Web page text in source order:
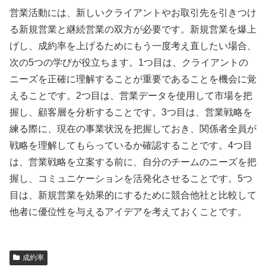
営業活動には、新しいクライアントやお取引先を引きつけ
る新規営業と継続営業の双方が必要です。新規営業を爆上
げし、成約率を上げるためにもう一度考え直したい場合、
次の5つの学びが役立ちます。1つ目は、クライアントの
ニーズを正確に理解することが重要であることを機会に覚
えることです。2つ目は、営業データを使用して市場を把
握し、顧客層を分析することです。3つ目は、営業戦略を
練る際に、現在の事業状況を把握しておき、関係者全員が
戦略を理解してもらっているか確認することです。4つ目
は、営業戦略を立案する前に、自分のチームのニーズを把
握し、コミュニケーションを活発化させることです。5つ
目は、新規営業を効果的にするために競合他社と比較して
他者に優位性を与えるアイデアを考えておくことです。
成約率